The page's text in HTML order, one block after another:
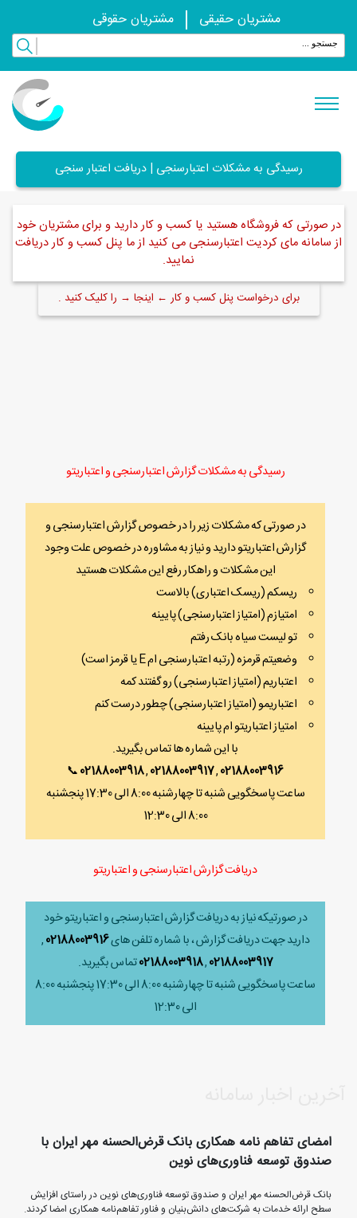
مشتریان حقیقی مشتریان حقوقی
رسیدگی به مشکلات اعتبارسنجی | دریافت اعتبار سنجی
در صورتی که فروشگاه هستید یا کسب و کار دارید و برای مشتریان خود
از سامانه مای کردیت اعتبارسنجی می کنید از ما پنل کسب و کار دریافت
نمایید.
برای درخواست پنل کسب و کار ← اینجا → را کلیک کنید .
رسیدگی به مشکلات گزارش اعتبارسنجی و اعتباریتو
در صورتی که مشکلات زیر را در خصوص گزارش اعتبارسنجی و
گزارش اعتباریتو دارید و نیاز به مشاوره در خصوص علت وجود
این مشکلات و راهکار رفع این مشکلات هستید
ریسکم (ریسک اعتباری) بالاست
امتیازم (امتیاز اعتبارسنجی) پایینه
تو لیست سیاه بانک رفتم
وضعیتم قرمزه (رتبه اعتبارسنجی ام E یا قرمز است)
اعتباریم (امتیاز اعتبارسنجی) رو گفتند کمه
اعتباریمو (امتیاز اعتبارسنجی) چطور درست کنم
امتیاز اعتباریتو ام پایینه
با این شماره ها تماس بگیرید.
02188003916
,
02188003917
,
02188003918
📞
ساعت پاسخگویی شنبه تا چهارشنبه 8:00 الی 17:30 پنجشنبه
8:00 الی 12:30
دریافت گزارش اعتبارسنجی و اعتباریتو
در صورتیکه نیاز به دریافت گزارش اعتبارسنجی و اعتباریتو خود
دارید جهت دریافت گزارش ، با شماره تلفن های02188003916
,
02188003917
,
02188003918تماس بگیرید.
ساعت پاسخگویی شنبه تا چهارشنبه 8:00 الی 17:30 پنجشنبه 8:00
الی 12:30
امضای تفاهم نامه همکاری بانک قرض‌الحسنه مهر ایران با
صندوق توسعه فناوری‌های نوین
بانک قرض‌الحسنه مهر ایران و صندوق توسعه فناوری‌های نوین در راستای افزایش
سطح ارائه خدمات به شرکت‌های دانش‌بنیان و فناور تفاهم‌نامه همکاری امضا کردند.